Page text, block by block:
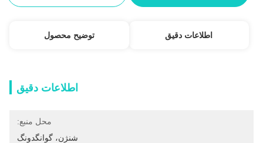
اطلاعات دقیق توضیح محصول
اطلاعات دقیق
محل منبع:
شنژن، گوانگدونگ